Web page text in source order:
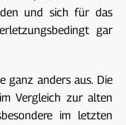
und sich für das
gar
ganz anders aus. Die
Vergleich zur alten
im letzten